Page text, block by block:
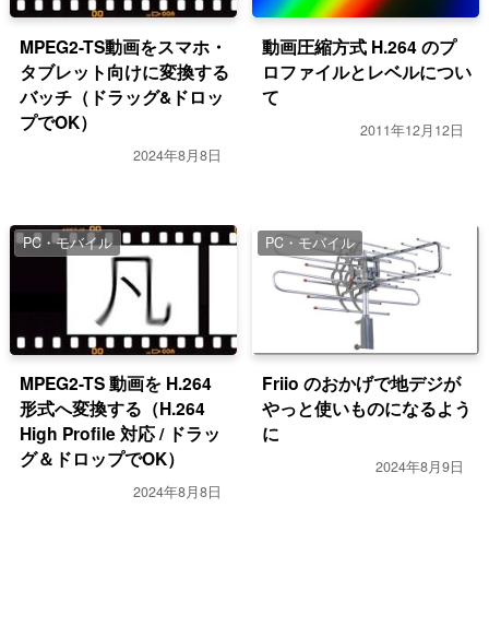
MPEG2-TS動画をスマホ・
タブレット向けに変換する
バッチ（ドラッグ&ドロッ
プでOK）
2024年8月8日
動画圧縮方式 H.264 のプ
ロファイルとレベルについ
て
2011年12月12日
PC・モバイル
MPEG2-TS 動画を H.264
形式へ変換する（H.264
High Profile 対応 / ドラッ
グ＆ドロップでOK）
2024年8月8日
PC・モバイル
Friio のおかげで地デジが
やっと使いものになるよう
に
2024年8月9日